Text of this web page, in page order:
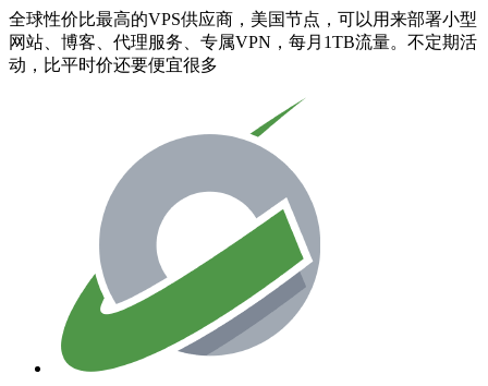
全球性价比最高的VPS供应商，美国节点，可以用来部署小型
网站、博客、代理服务、专属VPN，每月1TB流量。不定期活
动，比平时价还要便宜很多